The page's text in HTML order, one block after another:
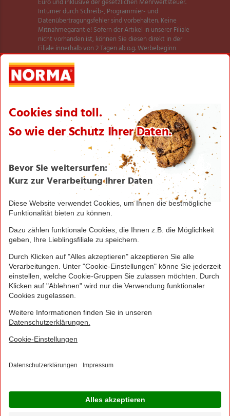
Euro und inklusive der gesetzlichen Mehrwertsteuer.
Irrtümer durch Schreib-, Programmier- und
Datenübertragungsfehler sind vorbehalten. Keine
Mitnahmegarantie! Sofern der Artikel in unserer Filiale
nicht vorhanden ist, können Sie diesen direkt in der
Filiale innerhalb von 2 Tagen ab o.g. Werbebeginn
bestellen und zwar ohne Kaufzwang. Es ist nicht
ausgeschlossen, dass Sie einzelne Artikel zu Beginn der
Werbeaktion unerwartet und ausnahmsweise in einer
Filiale nicht vorfinden. Wir helfen Ihnen gerne weiter.
Aktionsartikel finden Sie auf
dieser Seite
Textilien und Schuhe teilweise nicht in allen Größen
erhältlich.
** Angebot gültig für registrierte Nutzer der NORMA
Plus App. Es gelten die Coupon-Bedingungen in der
NORMA Plus App.
1Bei Aktivierung eines Startpakets ist die Buchung
jedes Smart-Tarifs für die ersten 4 Wochen möglich!
Hierzu muss kein zusätzliches Guthaben aufgeladen
werden.
Deutschland Multibrand GmbH, Landgrabenweg 151,
53227 Bonn, welche auch Ihr Vertragspartner ist.
© 2016 - 2026 NORMA Lebensmittelfilialbetrieb
Stiftung & Co. KG
Sitemap Kontakt
Barrierefreiheitserklärung Compliance
Jetzt Ihre NORMA Filiale auswählen und noch
mehr Angebote entdecken!
Geben Sie über "Meine Filiale" Ihre PLZ ein und sehen Sie alle Angebote aus Ihrer